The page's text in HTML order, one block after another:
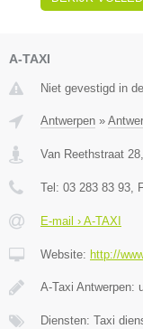
A-TAXI
Niet gevestigd in
Antwerpen »
Van Reethstraat 28,
Tel: 03 283 83 93,
E-mail › A-TAXI
Website: http://
A-Taxi Antwerpen:
Diensten: Taxi